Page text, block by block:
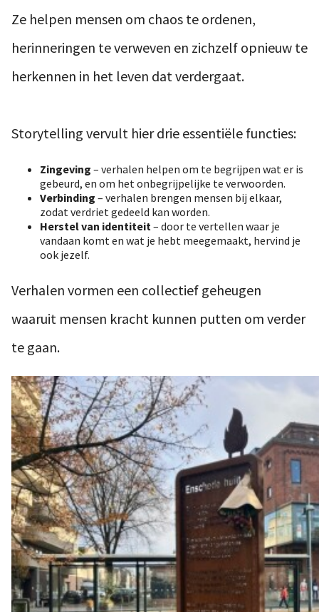
Ze helpen mensen om chaos te ordenen,
herinneringen te verweven en zichzelf opnieuw te
herkennen in het leven dat verdergaat.
Storytelling vervult hier drie essentiële functies:
Zingeving – verhalen helpen om te begrijpen wat er is
gebeurd, en om het onbegrijpelijke te verwoorden.
Verbinding – verhalen brengen mensen bij elkaar,
zodat verdriet gedeeld kan worden.
Herstel van identiteit– door te vertellen waar je
vandaan komt en wat je hebt meegemaakt, hervind je
ook jezelf.
Verhalen vormen een collectief geheugen
waaruit mensen kracht kunnen putten om verder
te gaan.